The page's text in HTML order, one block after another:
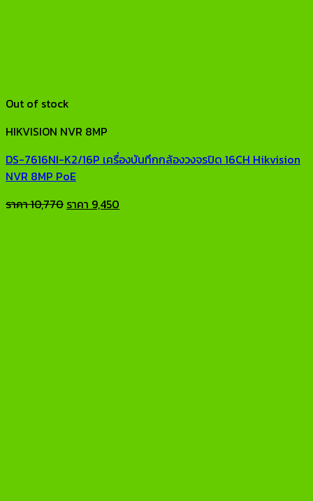
Out of stock
HIKVISION NVR 8MP
DS-7616NI-K2/16P เครื่องบันทึกกล้องวงจรปิด 16CH Hikvision
NVR 8MP PoE
ราคา10,770 Original
ราคา 9,450